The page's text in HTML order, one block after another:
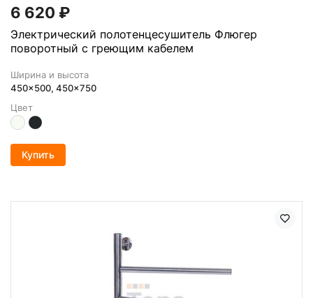
6 620 ₽
Электрический полотенцесушитель Флюгер
поворотный с греющим кабелем
Ширина и высота
450x500, 450x750
Цвет
Купить